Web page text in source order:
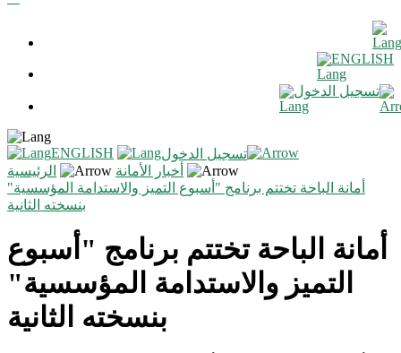
ENGLISH
تسجيل الدخول
ENGLISH
تسجيل الدخول
الرئيسية
أخبار الأمانة
أمانة الباحة تختتم برنامج "أسبوع التميز والاستدامة المؤسسية"
بنسخته الثانية
أمانة الباحة تختتم برنامج "أسبوع
التميز والاستدامة المؤسسية"
بنسخته الثانية